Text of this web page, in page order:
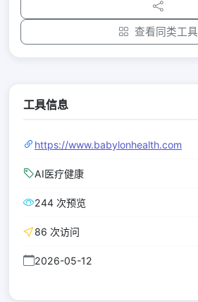
查看同类工具
工具信息
https://www.babylonhealth.com
AI医疗健康
244 次预览
86 次访问
2026-05-12